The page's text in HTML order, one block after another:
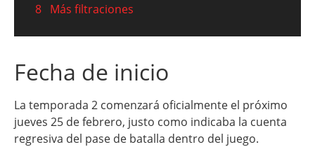
8 Más filtraciones
Fecha de inicio
La temporada 2 comenzará oficialmente el próximo
jueves 25 de febrero, justo como indicaba la cuenta
regresiva del pase de batalla dentro del juego.